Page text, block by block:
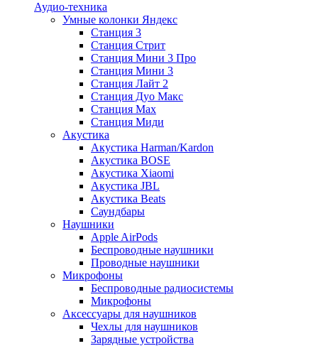
Аудио-техника
Умные колонки Яндекс
Станция 3
Станция Стрит
Станция Мини 3 Про
Станция Мини 3
Станция Лайт 2
Станция Дуо Макс
Станция Max
Станция Миди
Акустика
Акустика Harman/Kardon
Акустика BOSE
Акустика Xiaomi
Акустика JBL
Акустика Beats
Саундбары
Наушники
Apple AirPods
Беспроводные наушники
Проводные наушники
Микрофоны
Беспроводные радиосистемы
Микрофоны
Аксессуары для наушников
Чехлы для наушников
Зарядные устройства